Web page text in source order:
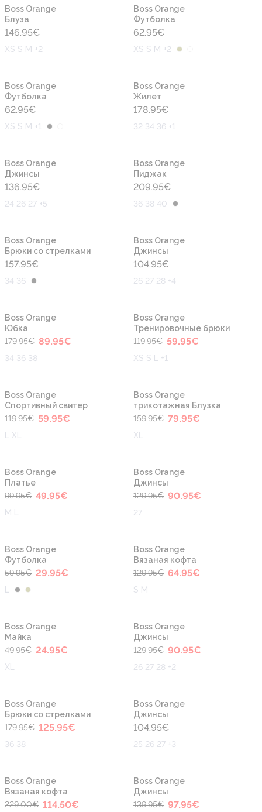
Boss Orange
Блуза
146.95€
XS S M +2
Boss Orange
Футболка
62.95€
XS S M +2
Boss Orange
Футболка
62.95€
XS S M +1
Boss Orange
Жилет
178.95€
32 34 36 +1
Boss Orange
Джинсы
136.95€
24 26 27 +5
Boss Orange
Пиджак
209.95€
36 38 40
Boss Orange
Брюки со стрелками
157.95€
34 36
Boss Orange
Джинсы
104.95€
26 27 28 +4
-50%
Boss Orange
Юбка
179.95€ 89.95€
34 36 38
-50%
Boss Orange
Тренировочные брюки
119.95€ 59.95€
XS S L +1
-50%
Boss Orange
Cпортивный свитер
119.95€ 59.95€
L XL
-50%
Boss Orange
трикотажная Блузка
159.95€ 79.95€
XL
-50%
Boss Orange
Платье
99.95€ 49.95€
M L
-30%
Boss Orange
Джинсы
129.95€ 90.95€
27
-50%
Boss Orange
Футболка
59.95€ 29.95€
-50%
Boss Orange
Вязаная кофта
129.95€ 64.95€
S M
-50%
Boss Orange
Майка
49.95€ 24.95€
XL
-30%
Boss Orange
Джинсы
129.95€ 90.95€
26 27 28 +2
-30%
Boss Orange
Брюки со стрелками
179.95€ 125.95€
36 38
Boss Orange
Джинсы
104.95€
25 26 27 +3
-50%
Boss Orange
Вязаная кофта
229.00€ 114.50€
-30%
Boss Orange
Джинсы
139.95€ 97.95€